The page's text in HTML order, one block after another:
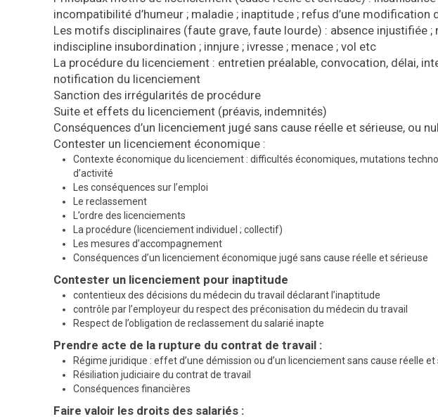
incompatibilité d’humeur ; maladie ; inaptitude ; refus d’une
Les motifs disciplinaires (faute grave, faute lourde) : absence injustifiée
indiscipline insubordination ; innjure ; ivresse ; menace ; vol etc
La procédure du licenciement : entretien préalable, convocation, délai,
notification du licenciement
Sanction des irrégularités de procédure
Suite et effets du licenciement (préavis, indemnités)
Conséquences d’un licenciement jugé sans cause réelle et sérieuse, ou
Contester un licenciement économique :
Contexte économique du licenciement : difficultés économiques, mutations
d’activité
Les conséquences sur l’emploi
Le reclassement
L’ordre des licenciements
La procédure (licenciement individuel ; collectif)
Les mesures d’accompagnement
Conséquences d’un licenciement économique jugé sans cause réelle et sérieuse
Contester un licenciement pour inaptitude
contentieux des décisions du médecin du travail déclarant l’inaptitude
contrôle par l’employeur du respect des préconisation du médecin du travail
Respect de l’obligation de reclassement du salarié inapte
Prendre acte de la rupture du contrat de travail :
Régime juridique : effet d’une démission ou d’un licenciement sans cause réelle et
Résiliation judiciaire du contrat de travail
Conséquences financières
Faire valoir les droits des salariés :